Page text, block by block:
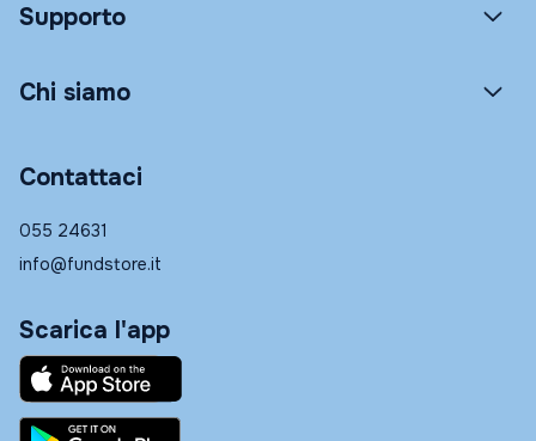
Supporto
Chi siamo
Contattaci
055 24631
info@fundstore.it
Scarica l'app